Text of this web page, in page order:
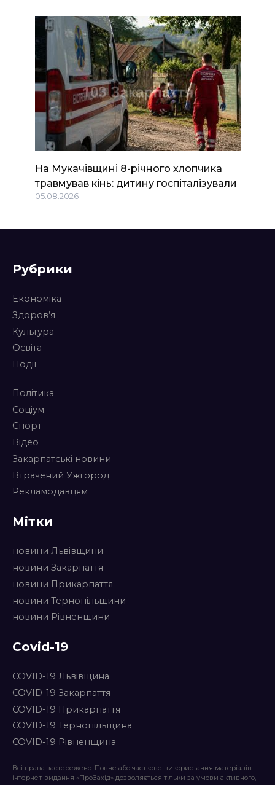
На Мукачівщині 8-річного хлопчика
травмував кінь: дитину госпіталізували
05.08.2026
Рубрики
Економіка
Здоров’я
Культура
Освіта
Події
Політика
Соціум
Спорт
Відео
Закарпатські новини
Втрачений Ужгород
Рекламодавцям
Мітки
новини Львівщини
новини Закарпаття
новини Прикарпаття
новини Тернопільщини
новини Рівненщини
Covid-19
COVID-19 Львівщина
COVID-19 Закарпаття
COVID-19 Прикарпаття
COVID-19 Тернопільщина
COVID-19 Рівненщина
Всі права застережено. Повне або часткове використання матеріалів
інтернет-видання «ПроЗахід» дозволяється тільки за умови активного,